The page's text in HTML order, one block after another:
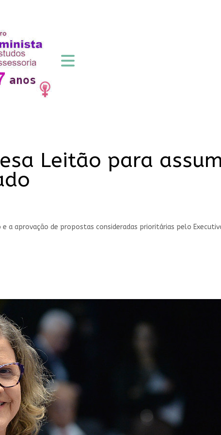
Leitão para
a aprovação de propostas consideradas prioritárias pelo